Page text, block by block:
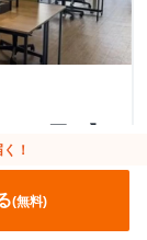
DXコンサ
！
(無料)